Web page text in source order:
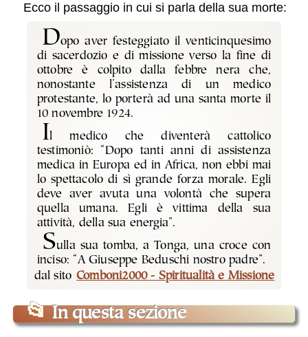
Ecco il passaggio in cui si parla della sua morte:
Dopo aver festeggiato il venticinquesimo
di sacerdozio e di missione verso la fine di
ottobre è colpito dalla febbre nera che,
nonostante l’assistenza di un medico
protestante, lo porterà ad una santa morte il
10 novembre 1924.
Il medico che diventerà cattolico
testimoniò: “Dopo tanti anni di assistenza
medica in Europa ed in Africa, non ebbi mai
lo spettacolo di sì grande forza morale. Egli
deve aver avuta una volontà che supera
quella umana. Egli è vittima della sua
attività, della sua energia”.
Sulla sua tomba, a Tonga, una croce con
inciso: “A Giuseppe Beduschi nostro padre”.
dal sito Comboni2000 - Spiritualità e Missione
📂 In questa sezione